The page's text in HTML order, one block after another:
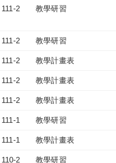
111-2 教學研習
111-2 教學研習
111-2 教學計畫表
111-2 教學計畫表
111-2 教學計畫表
111-1 教學研習
111-1 教學計畫表
110-2 教學研習